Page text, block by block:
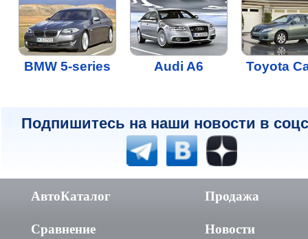
BMW 5-series Audi A6 Toyota
Подпишитесь на наши новости в
АвтоКаталог
Сравнение
Продажа
Новости